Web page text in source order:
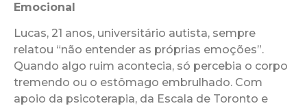
Emocional
Lucas, 21 anos, universitário autista, sempre
relatou “não entender as próprias emoções”.
Quando algo ruim acontecia, só percebia o corpo
tremendo ou o estômago embrulhado. Com
apoio da psicoterapia, da Escala de Toronto e